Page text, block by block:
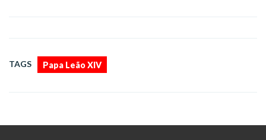
TAGS Papa Leão XIV